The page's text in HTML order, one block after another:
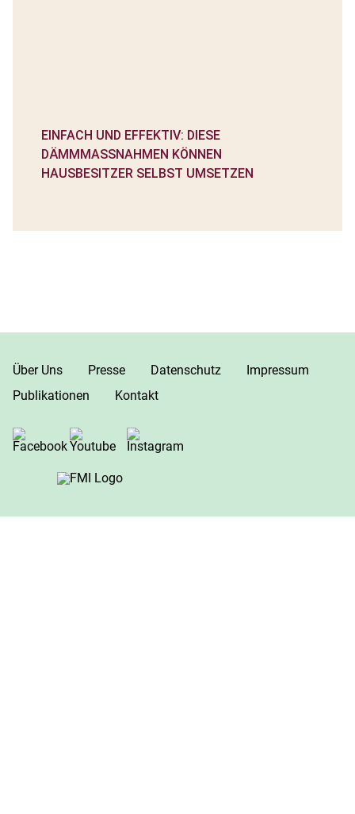
EINFACH UND EFFEKTIV: DIESE
DÄMMMASSNAHMEN KÖNNEN H
AUSBESITZER SELBST UMSETZEN
Über Uns Presse Datenschutz
Impressum
Publikationen
Kontakt